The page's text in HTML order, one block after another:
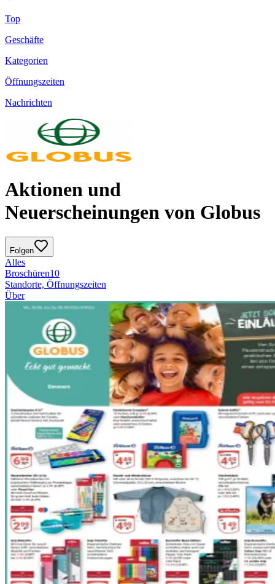
Top
Geschäfte
Kategorien
Öffnungszeiten
Nachrichten
Aktionen und
Neuerscheinungen von Globus
Folgen
Alles
Broschüren10
Standorte, Öffnungszeiten
Über